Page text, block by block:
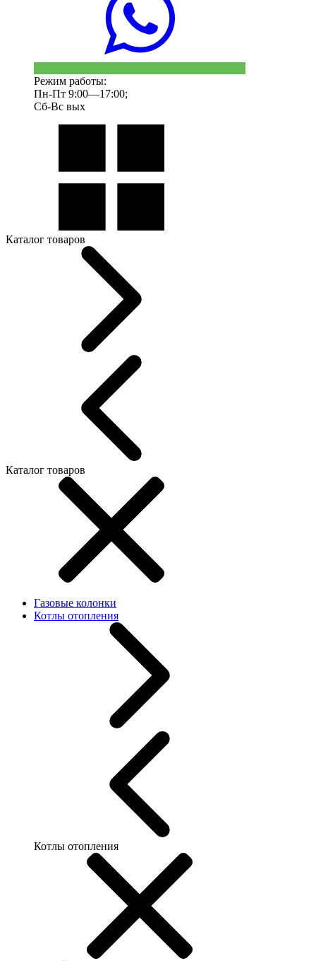
Режим работы:
Пн-Пт 9:00—17:00;
Сб-Вс вых
Каталог товаров
Каталог товаров
Газовые колонки
Котлы отопления
Котлы отопления